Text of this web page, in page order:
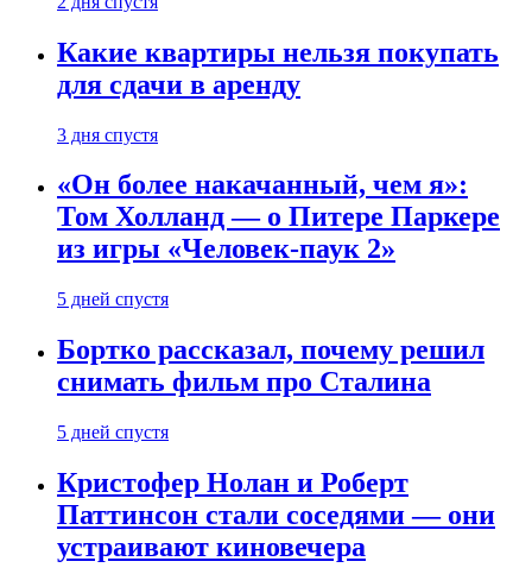
Какие квартиры нельзя покупать
для сдачи в аренду
3 дня спустя
«Он более накачанный, чем я»:
Том Холланд — о Питере Паркере
из игры «Человек-паук 2»
5 дней спустя
Бортко рассказал, почему решил
снимать фильм про Сталина
5 дней спустя
Кристофер Нолан и Роберт
Паттинсон стали соседями — они
устраивают киновечера